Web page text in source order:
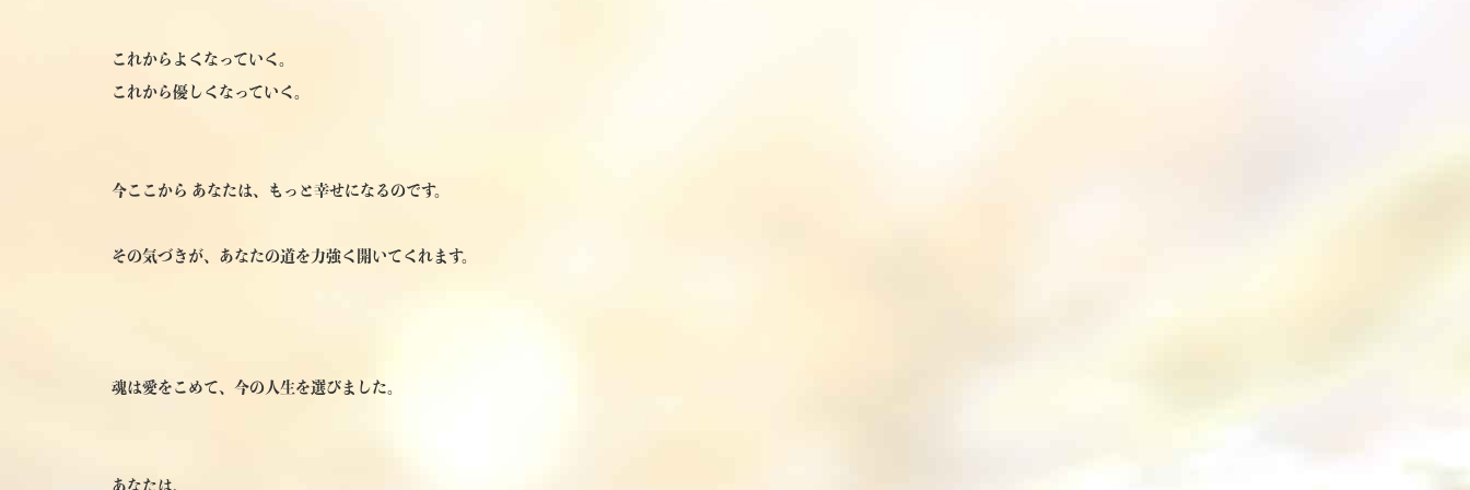
これからよくなっていく。
これから優しくなっていく。
今ここから あなたは、もっと幸せになるのです。
その気づきが、あなたの道を力強く開いてくれます。
魂は愛をこめて、今の人生を選びました。
あなたは、